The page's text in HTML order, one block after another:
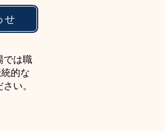
せ
では職
的な
い。